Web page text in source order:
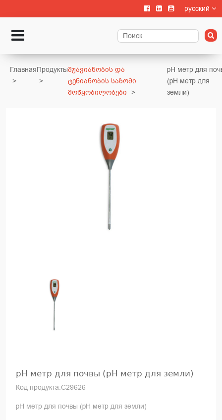
русский
ГлавнаяПродуктыმჟავიანობის და
ტენიანობის საზომი
მოწყობილობები
pH метр для
(pH метр для
земли)
pH метр для почвы (pH метр для земли)
Код продукта:C29626
pH метр для почвы (pH метр для земли)